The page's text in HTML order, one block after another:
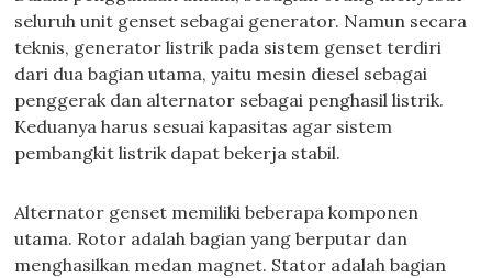
seluruh unit genset sebagai generator. Namun secara
teknis, generator listrik pada sistem genset terdiri
dari dua bagian utama, yaitu mesin diesel sebagai
penggerak dan alternator sebagai penghasil listrik.
Keduanya harus sesuai kapasitas agar sistem
pembangkit listrik dapat bekerja stabil.
Alternator genset memiliki beberapa komponen
utama. Rotor adalah bagian yang berputar dan
menghasilkan medan magnet. Stator adalah bagian